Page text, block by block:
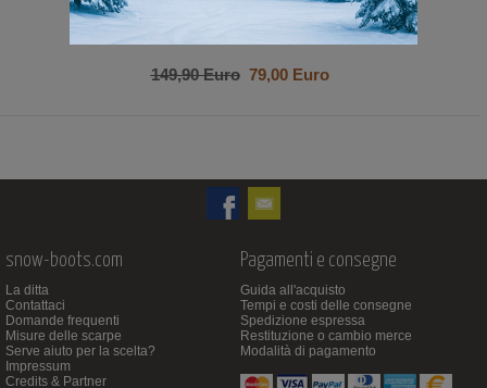
149,90 Euro79,00 Euro
snow-boots.com
La ditta
Contattaci
Domande frequenti
Misure delle scarpe
Serve aiuto per la scelta?
Impressum
Credits & Partner
Pagamenti e consegne
Guida all'acquisto
Tempi e costi delle consegne
Spedizione espressa
Restituzione o cambio merce
Modalità di pagamento